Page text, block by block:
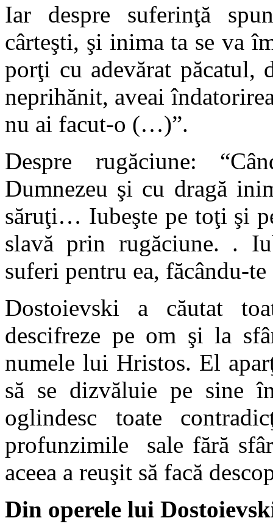
Iar despre suferinţă
cârteşti, şi inima ta se va
porţi cu adevărat păcatul,
neprihănit, aveai
nu ai facut-o (…)”.
Despre rugăciune:
Dumnezeu şi cu dragă
săruţi… Iubeşte pe toţi şi
slavă prin rugăciune. .
suferi pentru ea, făcându-
Dostoievski a căutat
descifreze pe om şi la
numele lui Hristos. El
să se dizvăluie pe sine
oglindesc toate
profunzimile sale fără
aceea a reuşit să facă
Din operele lui